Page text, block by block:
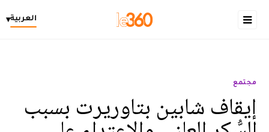
العربية▾
مجتمع
إيقاف شابين بتاوريرت بسبب